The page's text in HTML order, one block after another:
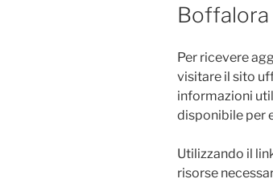
Per ricevere
visitare il sito
informazioni
disponibile per
Utilizzando il
risorse